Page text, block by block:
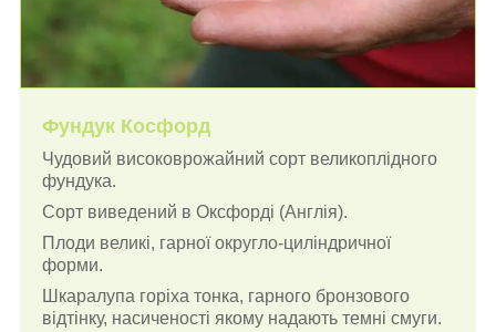
Фундук Косфорд
Чудовий високоврожайний сорт великоплідного
фундука.
Сорт виведений в Оксфорді (Англія).
Плоди великі, гарної округло-циліндричної
форми.
Шкаралупа горіха тонка, гарного бронзового
відтінку, насиченості якому надають темні смуги.